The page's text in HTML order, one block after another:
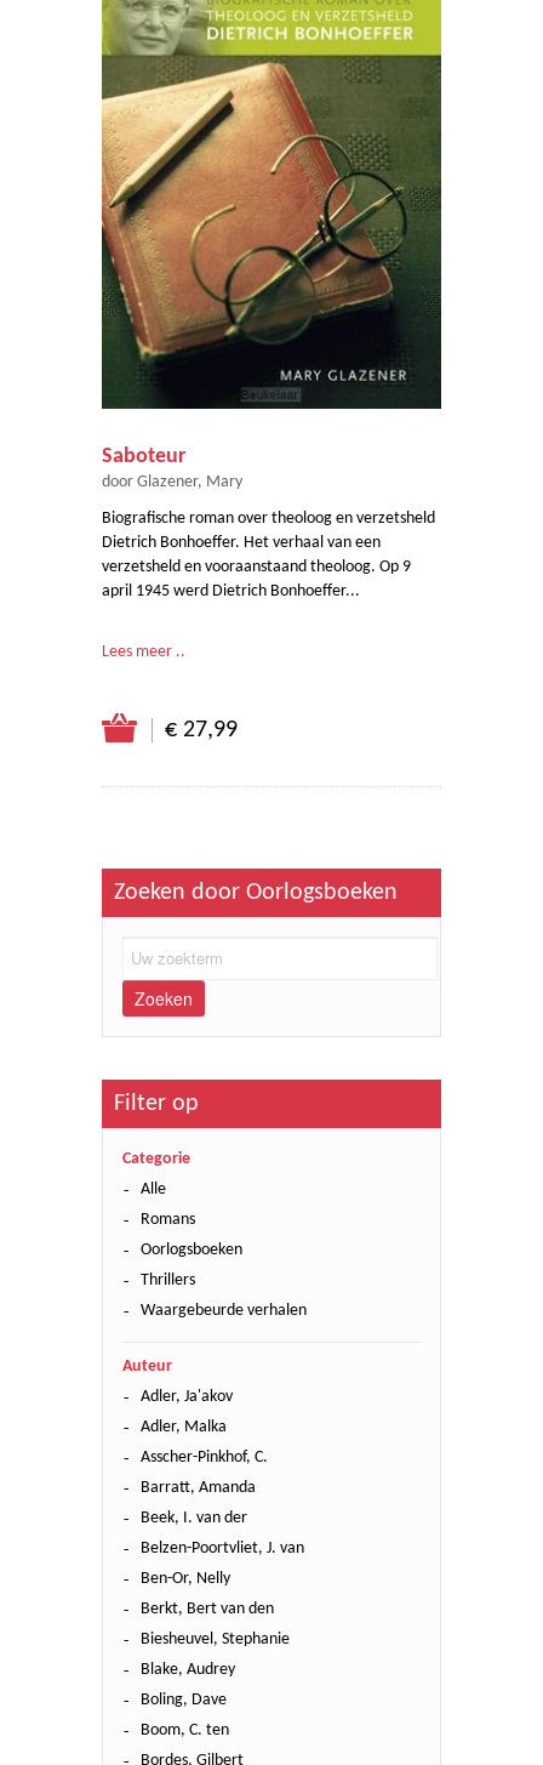
Saboteur
door Glazener, Mary
Biografische roman over theoloog en verzetsheld
Dietrich Bonhoeffer. Het verhaal van een
verzetsheld en vooraanstaand theoloog. Op 9
april 1945 werd Dietrich Bonhoeffer...
Lees meer ..
€ 27,99
Zoeken door Oorlogsboeken
Zoeken
Filter op
Categorie
Alle
Romans
Oorlogsboeken
Thrillers
Waargebeurde verhalen
Auteur
Adler, Ja'akov
Adler, Malka
Asscher-Pinkhof, C.
Barratt, Amanda
Beek, I. van der
Belzen-Poortvliet, J. van
Ben-Or, Nelly
Berkt, Bert van den
Biesheuvel, Stephanie
Blake, Audrey
Boling, Dave
Boom, C. ten
Bordes, Gilbert